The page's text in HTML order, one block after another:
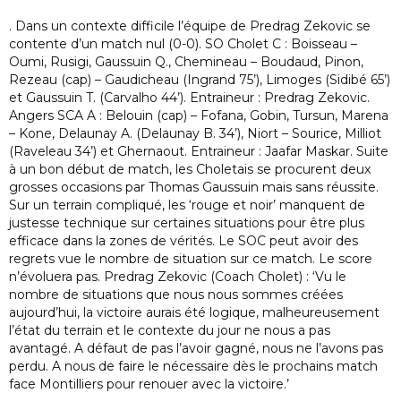
. Dans un contexte difficile l’équipe de Predrag Zekovic se
contente d’un match nul (0-0). SO Cholet C : Boisseau –
Oumi, Rusigi, Gaussuin Q., Chemineau – Boudaud, Pinon,
Rezeau (cap) – Gaudicheau (Ingrand 75’), Limoges (Sidibé 65’)
et Gaussuin T. (Carvalho 44’). Entraineur : Predrag Zekovic.
Angers SCA A : Belouin (cap) – Fofana, Gobin, Tursun, Marena
– Kone, Delaunay A. (Delaunay B. 34’), Niort – Sourice, Milliot
(Raveleau 34’) et Ghernaout. Entraineur : Jaafar Maskar. Suite
à un bon début de match, les Choletais se procurent deux
grosses occasions par Thomas Gaussuin mais sans réussite.
Sur un terrain compliqué, les ‘rouge et noir’ manquent de
justesse technique sur certaines situations pour être plus
efficace dans la zones de vérités. Le SOC peut avoir des
regrets vue le nombre de situation sur ce match. Le score
n’évoluera pas. Predrag Zekovic (Coach Cholet) : ‘Vu le
nombre de situations que nous nous sommes créées
aujourd’hui, la victoire aurais été logique, malheureusement
l’état du terrain et le contexte du jour ne nous a pas
avantagé. A défaut de pas l’avoir gagné, nous ne l’avons pas
perdu. A nous de faire le nécessaire dès le prochains match
face Montilliers pour renouer avec la victoire.’